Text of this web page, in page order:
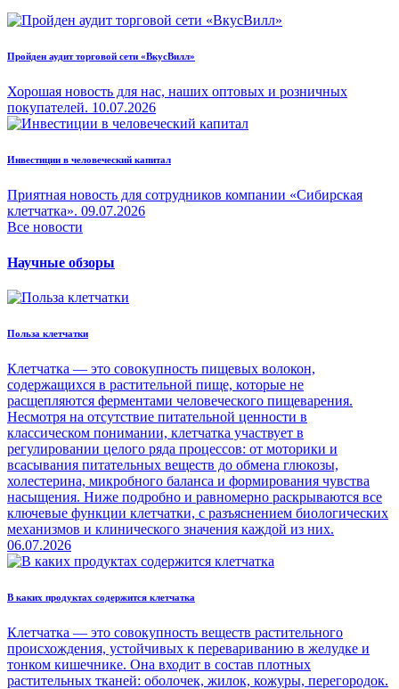
Пройден аудит торговой сети «ВкусВилл»
Хорошая новость для нас, наших оптовых и розничных
покупателей. 10.07.2026
Инвестиции в человеческий капитал
Приятная новость для сотрудников компании «Сибирская
клетчатка». 09.07.2026
Все новости
Научные обзоры
Польза клетчатки
Клетчатка — это совокупность пищевых волокон,
содержащихся в растительной пище, которые не
расщепляются ферментами человеческого пищеварения.
Несмотря на отсутствие питательной ценности в
классическом понимании, клетчатка участвует в
регулировании целого ряда процессов: от моторики и
всасывания питательных веществ до обмена глюкозы,
холестерина, микробного баланса и формирования чувства
насыщения. Ниже подробно и равномерно раскрываются все
ключевые функции клетчатки, с разъяснением биологических
механизмов и клинического значения каждой из них.
06.07.2026
В каких продуктах содержится клетчатка
Клетчатка — это совокупность веществ растительного
происхождения, устойчивых к перевариванию в желудке и
тонком кишечнике. Она входит в состав плотных
растительных тканей: оболочек, жилок, кожуры, перегородок.